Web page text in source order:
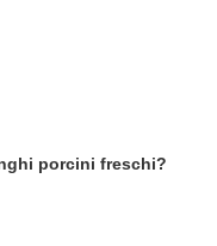
porcini freschi?